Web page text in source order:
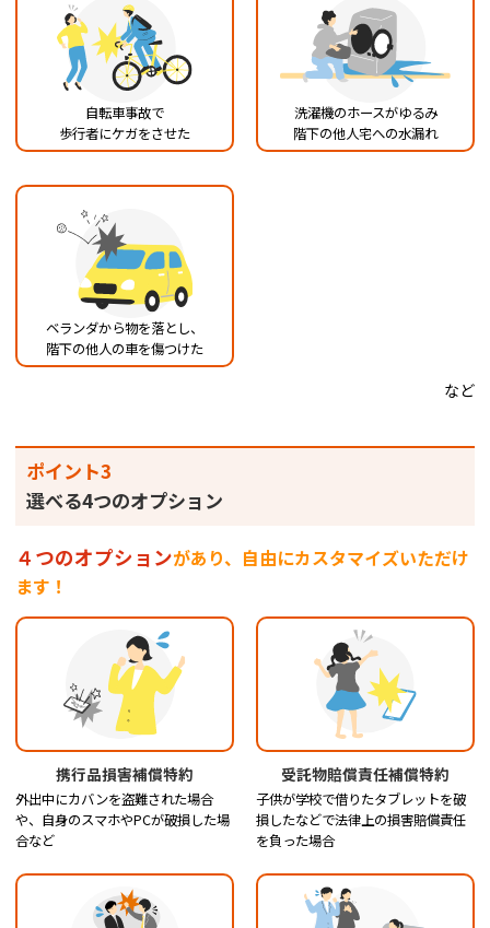
自転車事故で
歩行者にケガをさせた
洗濯機のホースがゆるみ
階下の他人宅への水漏れ
ベランダから物を落とし、
階下の他人の車を傷つけた
など
ポイント3
選べる4つのオプション
４つのオプションがあり、自由にカスタマイズいただけ
ます！
携行品損害補償特約
外出中にカバンを盗難された場合
や、自身のスマホやPCが破損した場
合など
受託物賠償責任補償特約
子供が学校で借りたタブレットを破
損したなどで法律上の損害賠償責任
を負った場合